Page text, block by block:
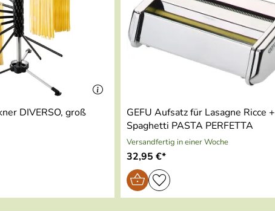
dann klicken Sie bitte hier.
herstellt, dann klicken Sie bitte hier.
DIVERSO, groß
GEFU Aufsatz für Lasagne Ricce +
Spaghetti PASTA PERFETTA
Versandfertig in einer Woche
32,95 €*